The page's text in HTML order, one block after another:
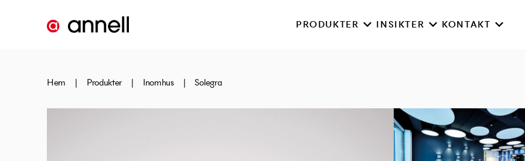
PRODUKTER INSIKTER KONTAKT
Hem | Produkter | Inomhus | Solegra